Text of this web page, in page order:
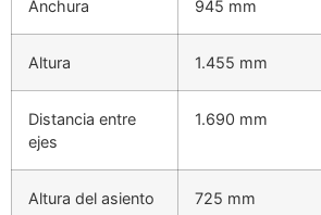
Anchura 945 mm
Altura 1.455 mm
Distancia entre
ejes
1.690 mm
Altura del asiento 725 mm